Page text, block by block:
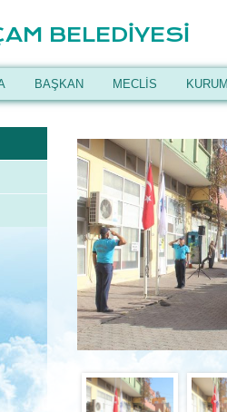
BELEDİYESİ
BAŞKAN MECLİS